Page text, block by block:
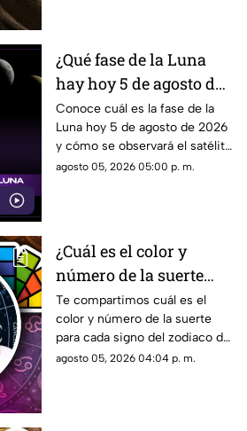
¿Qué fase de la Luna
hay hoy 5 de agosto de
2026? Descubre cómo
se verá el satélite esta
noche
Conoce cuál es la fase de la
Luna hoy 5 de agosto de 2026
y cómo se observará el satélite
natural durante la noche.
agosto 05, 2026 05:00 p. m.
¿Cuál es el color y
número de la suerte
HOY, 5 de agosto de
2026? Predicciones de
Mhoni Vidente para
cada signo este
Te compartimos cuál es el
color y número de la suerte
para cada signo del zodiaco de
acuerdo al horóscopo de
agosto 05, 2026 04:04 p. m.